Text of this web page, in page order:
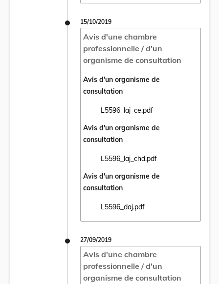
15/10/2019
Avis d'une chambre
professionnelle / d'un
organisme de consultation
Avis d'un organisme de
consultation
L5596_laj_ce.pdf
Ouvrir le document L5596_laj_ce.pdf
Avis d'un organisme de
consultation
L5596_laj_chd.pdf
Ouvrir le document L5596_laj_chd.pdf
Avis d'un organisme de
consultation
L5596_daj.pdf
Ouvrir le document L5596_daj.pdf dans
27/09/2019
Avis d'une chambre
professionnelle / d'un
organisme de consultation